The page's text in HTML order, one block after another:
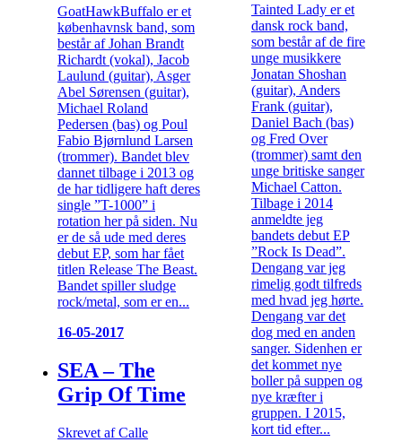
GoatHawkBuffalo er et
københavnsk band, som
består af Johan Brandt
Richardt (vokal), Jacob
Laulund (guitar), Asger
Abel Sørensen (guitar),
Michael Roland
Pedersen (bas) og Poul
Fabio Bjørnlund Larsen
(trommer). Bandet blev
dannet tilbage i 2013 og
de har tidligere haft deres
single ”T-1000” i
rotation her på siden. Nu
er de så ude med deres
debut EP, som har fået
titlen Release The Beast.
Bandet spiller sludge
rock/metal, som er en...
16-05-2017
SEA – The
Grip Of Time
Skrevet af Calle
Tainted Lady er et
dansk rock band,
som består af de fire
unge musikkere
Jonatan Shoshan
(guitar), Anders
Frank (guitar),
Daniel Bach (bas)
og Fred Over
(trommer) samt den
unge britiske sanger
Michael Catton.
Tilbage i 2014
anmeldte jeg
bandets debut EP
”Rock Is Dead”.
Dengang var jeg
rimelig godt tilfreds
med hvad jeg hørte.
Dengang var det
dog med en anden
sanger. Sidenhen er
det kommet nye
boller på suppen og
nye kræfter i
gruppen. I 2015,
kort tid efter...